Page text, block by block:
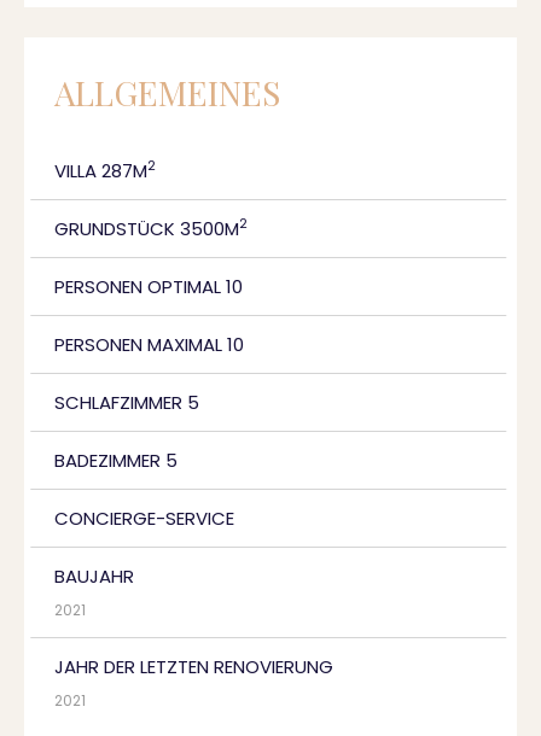
ALLGEMEINES
VILLA 287M2
GRUNDSTÜCK 3500M2
PERSONEN OPTIMAL 10
PERSONEN MAXIMAL 10
SCHLAFZIMMER 5
BADEZIMMER 5
CONCIERGE-SERVICE
BAUJAHR
2021
JAHR DER LETZTEN RENOVIERUNG
2021